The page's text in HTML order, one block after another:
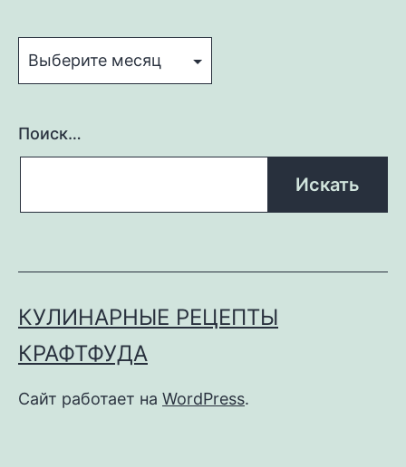
Поиск…
КУЛИНАРНЫЕ РЕЦЕПТЫ
КРАФТФУДА
Сайт работает на WordPress.